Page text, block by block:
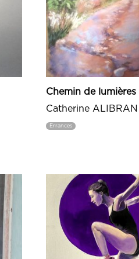
Chemin de lumières
Catherine ALIBRAN
Errances